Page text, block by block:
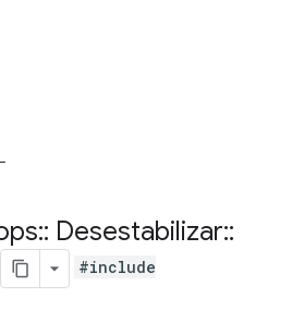
:: Desestabilizar::
#include